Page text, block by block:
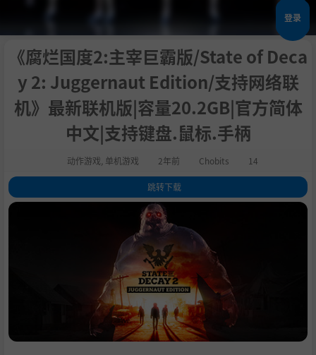
登录
《腐烂国度2:主宰巨霸版/State of Deca
y 2: Juggernaut Edition/支持网络联
机》最新联机版|容量20.2GB|官方简体
中文|支持键盘.鼠标.手柄
动作游戏 单机游戏 2年前 Chobits 14
跳转下载
1.关于这款游戏